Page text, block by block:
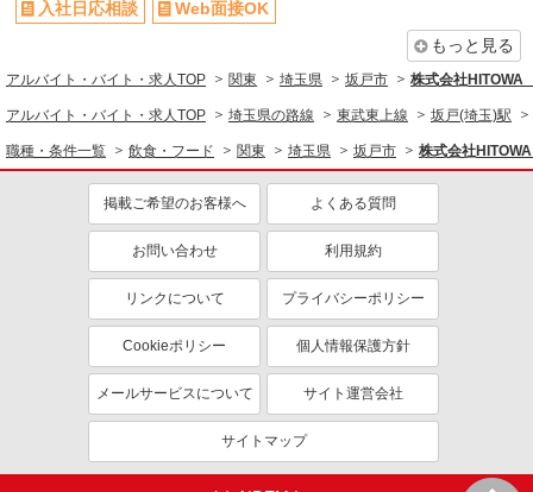
社会保険あり
産休・育休取得実績あり
退職金・財形貯蓄制度あり
各種手当（家族・役職・インセン
研修制度あり
社員登用あり
同じ職種から求人を探す
飲食・フード
調理・調理補助・調理師
同じ特徴から求人を探す
社宅・寮あり
ミドル（40代～）活躍中
交通費支給
社会保険あり
まかない・食事補助
入社日応相談
Web面接OK
もっと見る
アルバイト・バイト・求人TOP 関東 埼玉県 坂戸市 株式会社HITOWA
アルバイト・バイト・求人TOP 埼玉県の路線 東武東上線 坂戸(埼玉)駅
職種・条件一覧 飲食・フード 関東 埼玉県 坂戸市 株式会社
掲載ご希望のお客様へ よくある質問
お問い合わせ 利用規約
リンクについて プライバシーポリシー
Cookieポリシー 個人情報保護方針
メールサービスについて サイト運営会社
サイトマップ